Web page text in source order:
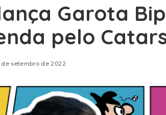
Garota
pelo
setembro de 2022